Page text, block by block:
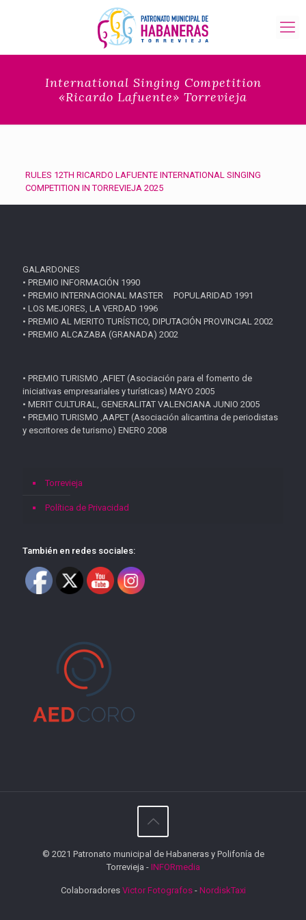
International Singing Competition
«Ricardo Lafuente» Torrevieja
RULES 12TH RICARDO LAFUENTE INTERNATIONAL SINGING
COMPETITION IN TORREVIEJA 2025
GALARDONES
• PREMIO INFORMACIÓN 1990
• PREMIO INTERNACIONAL MASTER POPULARIDAD 1991
• LOS MEJORES, LA VERDAD 1996
• PREMIO AL MERITO TURÍSTICO, DIPUTACIÓN PROVINCIAL 2002
• PREMIO ALCAZABA (GRANADA) 2002
• PREMIO TURISMO ,AFIET (Asociación para el fomento de
iniciativas empresariales y turísticas) MAYO 2005
• MERIT CULTURAL, GENERALITAT VALENCIANA JUNIO 2005
• PREMIO TURISMO ,AAPET (Asociación alicantina de periodistas
y escritores de turismo) ENERO 2008
Torrevieja
Política de Privacidad
También en redes sociales:
© 2021 Patronato municipal de Habaneras y Polifonía de
Torrevieja - INFORmedia
Colaboradores Victor Fotografos- NordiskTaxi